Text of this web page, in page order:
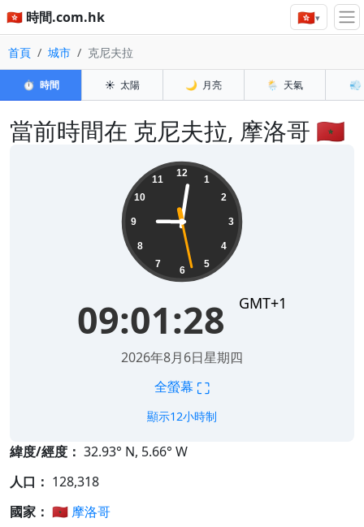
🇭🇰 時間.com.hk 🇭🇰▾
首頁 城市 克尼夫拉
⏱️ 時間 ☀️ 太陽 🌙 月亮 🌦️ 天氣 💨
當前時間在 克尼夫拉, 摩洛哥 🇲🇦
12
1
2
3
4
5
6
7
8
9
10
11
09:01:28 GMT+1
2026年8月6日星期四
全螢幕 ⛶
顯示12小時制
緯度/經度： 32.93° N, 5.66° W
人口： 128,318
國家： 🇲🇦 摩洛哥